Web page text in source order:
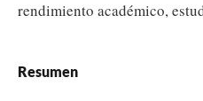
rendimiento académico,
Resumen